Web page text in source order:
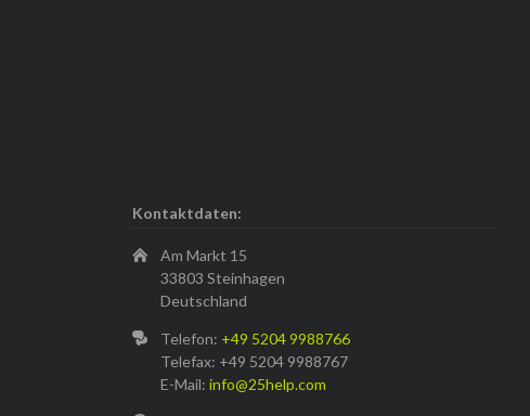
Kontaktdaten:
Am Markt 15
33803 Steinhagen
Deutschland
Telefon: +49 5204 9988766
Telefax: +49 5204 9988767
E-Mail:info@25help.com